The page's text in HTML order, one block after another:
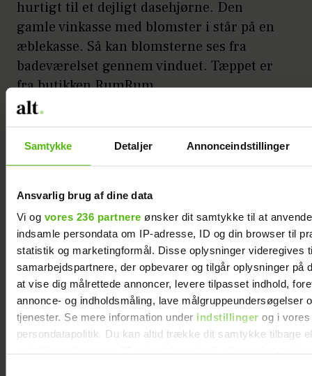
Samtykke Detaljer Annonceindstillinger
Ansvarlig brug af dine data
Vi og vores 236 partnere ønsker dit samtykke til at
indsamle persondata om IP-adresse, ID og din browser til
statistik og marketingformål. Disse oplysninger videregives
samarbejdspartnere, der opbevarer og tilgår oplysninger på
at vise dig målrettede annoncer, levere tilpasset indhold,
annonce- og indholdsmåling, lave målgruppeundersøgelser
tjenester. Se mere information under indstillinger og i vores
persondatapolitik. Du kan altid trække dit samtykke tilbage
hurtigt til et dejligt dasehjørne. Den
gamle vinkasse med blomster i står på en
æblekasse. Så kan blomsterne ses fra
badeværelset gennem vinduet. Tæppet er
fra butikken RumRum.
IDE
gamle trækasser – en billig og hyggelig
løsning.